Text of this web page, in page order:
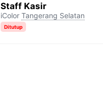
Staff Kasir
iColor Tangerang Selatan
Ditutup